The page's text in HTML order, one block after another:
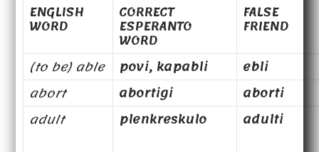
ENGLISH
WORD
CORRECT
ESPERANTO
WORD
FALSE
FRIEND
(to be) able
povi, kapabli
ebli
abort
abortigi
aborti
adult
plenkreskulo adulti